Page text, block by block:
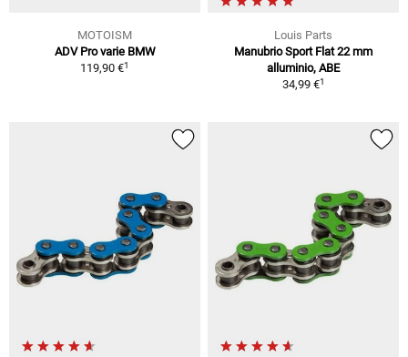
MOTOISM
ADV Pro varie BMW
119,90 €1
Louis Parts
Manubrio Sport Flat 22 mm
alluminio, ABE
34,99 €1